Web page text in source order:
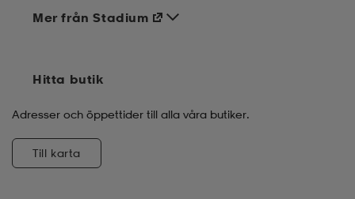
Mer från Stadium
Hitta butik
Adresser och öppettider till alla våra butiker.
Till karta